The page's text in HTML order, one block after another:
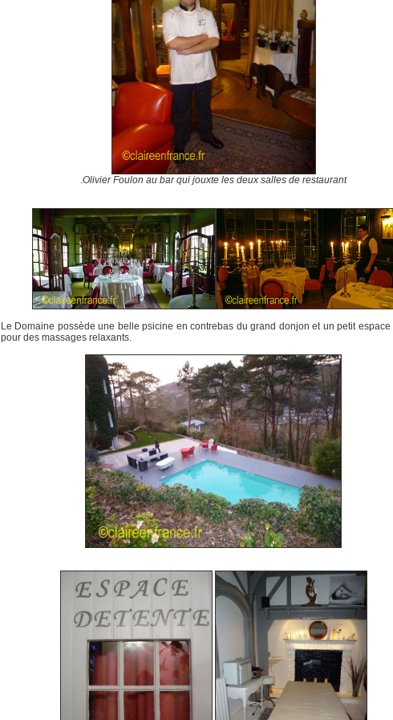
.Olivier Foulon au bar qui jouxte les deux salles de restaurant
Le Domaine possède une belle psicine en contrebas du grand donjon et un petit espace
pour des massages relaxants.